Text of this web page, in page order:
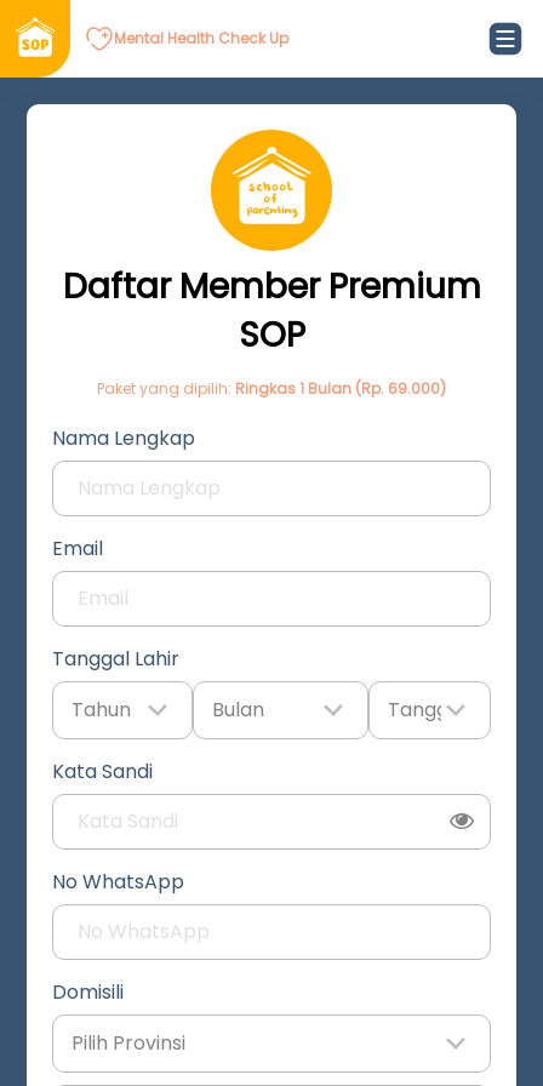
Mental Health Check Up
Daftar Member Premium
SOP
Paket yang dipilih: Ringkas 1 Bulan (Rp. 69.000)
Nama Lengkap
Email
Tanggal Lahir
Kata Sandi
No WhatsApp
Domisili